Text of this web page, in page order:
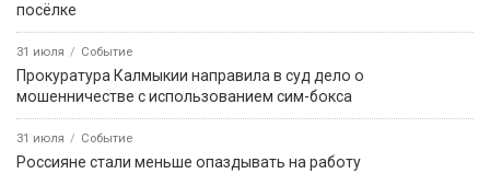
посёлке
31 июля Событие
Прокуратура Калмыкии направила в суд дело о
мошенничестве с использованием сим-бокса
31 июля Событие
Россияне стали меньше опаздывать на работу